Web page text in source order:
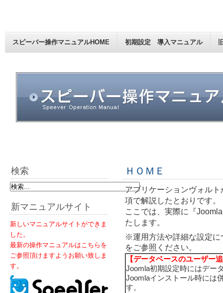
スピーバー操作マニュアルHOME 初期設定 導入マニュアル
検索
新マニュアルサイト
新しいマニュアルサイトができま
した。
最新の操作マニュアルはこちらを
ご参照頂けますようお願い致しま
す。
ＨＯＭＥ
アプリケーションヴォル
項で解説したとおりです。
ここでは、実際に『
たします。
※運用方法や詳細な設定に
をご参照ください。
【データベースのユーザー
Joomla初期設定時にはデー
Joomlaインストール時には
す。